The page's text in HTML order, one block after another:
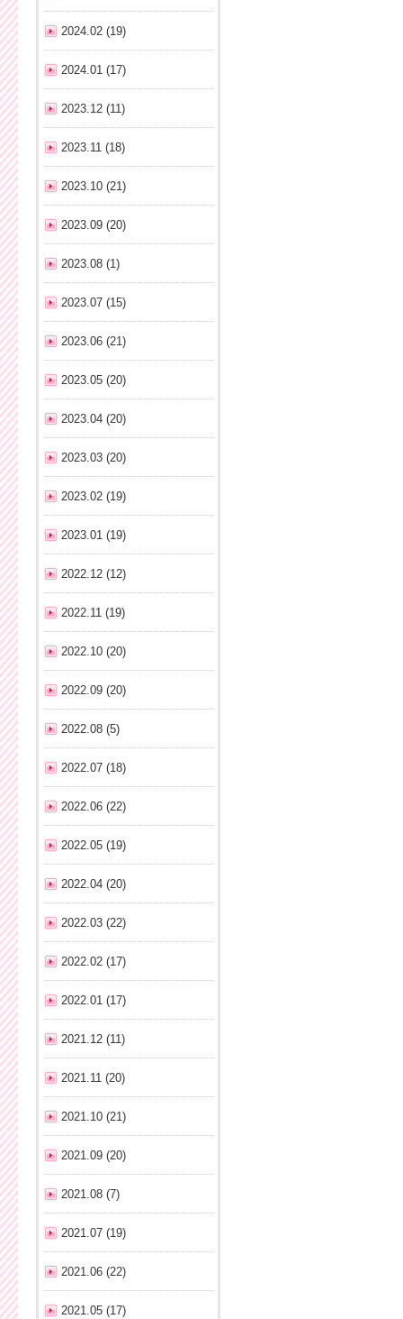
2024.02 (19)
2024.01 (17)
2023.12 (11)
2023.11 (18)
2023.10 (21)
2023.09 (20)
2023.08 (1)
2023.07 (15)
2023.06 (21)
2023.05 (20)
2023.04 (20)
2023.03 (20)
2023.02 (19)
2023.01 (19)
2022.12 (12)
2022.11 (19)
2022.10 (20)
2022.09 (20)
2022.08 (5)
2022.07 (18)
2022.06 (22)
2022.05 (19)
2022.04 (20)
2022.03 (22)
2022.02 (17)
2022.01 (17)
2021.12 (11)
2021.11 (20)
2021.10 (21)
2021.09 (20)
2021.08 (7)
2021.07 (19)
2021.06 (22)
2021.05 (17)